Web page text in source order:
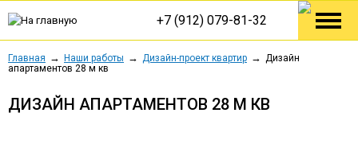
+7 (912) 079-81-32
Главная Наши работы Дизайн-проект квартир
Дизайн
апартаментов 28 м кв
ДИЗАЙН АПАРТАМЕНТОВ 28 М КВ